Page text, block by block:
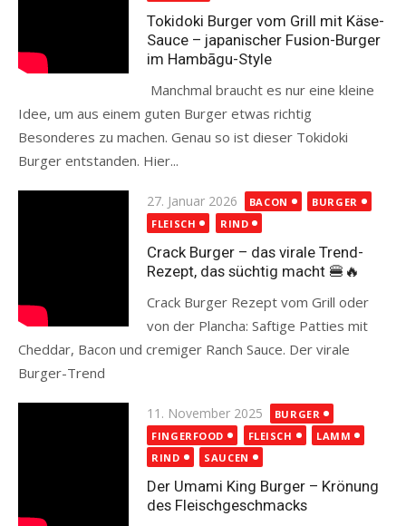
Tokidoki Burger vom Grill mit Käse-
Sauce – japanischer Fusion-Burger
im Hambāgu-Style
Manchmal braucht es nur eine kleine
Idee, um aus einem guten Burger etwas richtig
Besonderes zu machen. Genau so ist dieser Tokidoki
Burger entstanden. Hier...
Posted
on
27. Januar 2026 BACON
BURGER
FLEISCH
RIND
Crack Burger – das virale Trend-
Rezept, das süchtig macht 🍔🔥
Crack Burger Rezept vom Grill oder
von der Plancha: Saftige Patties mit
Cheddar, Bacon und cremiger Ranch Sauce. Der virale
Burger-Trend
Posted
on
11. November 2025
BURGER
FINGERFOOD
FLEISCH
LAMM
RIND
SAUCEN
Der Umami King Burger – Krönung
des Fleischgeschmacks